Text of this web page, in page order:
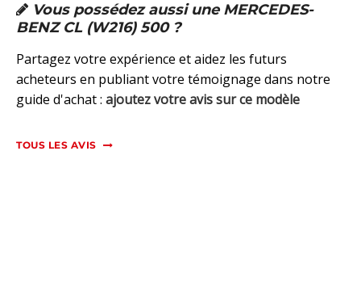
Vous possédez aussi une MERCEDES-
BENZ CL (W216) 500 ?
Partagez votre expérience et aidez les futurs
acheteurs en publiant votre témoignage dans notre
guide d'achat : ajoutez votre avis sur ce modèle
TOUS LES AVIS